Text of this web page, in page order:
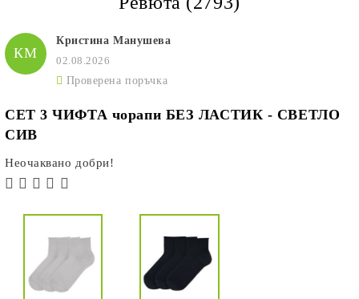
КМ
Кристина Манушева
02.08.2026
Проверена поръчка
СЕТ 3 ЧИФТА чорапи БЕЗ ЛАСТИК - СВЕТЛО
СИВ
Неочаквано добри!